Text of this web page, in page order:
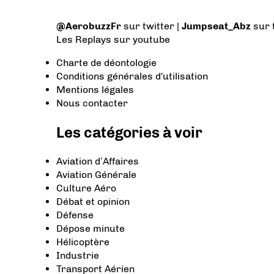
@AerobuzzFr sur twitter | Jumpseat_Abz sur
Les Replays sur youtube
Charte de déontologie
Conditions générales d'utilisation
Mentions légales
Nous contacter
Les catégories à voir
Aviation d’Affaires
Aviation Générale
Culture Aéro
Débat et opinion
Défense
Dépose minute
Hélicoptère
Industrie
Transport Aérien